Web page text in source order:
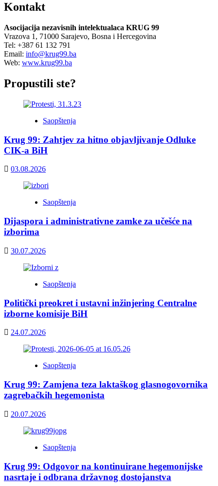
Kontakt
Asocijacija nezavisnih intelektualaca KRUG 99
Vrazova 1, 71000 Sarajevo, Bosna i Hercegovina
Tel: +387 61 132 791
Email: info@krug99.ba
Web: www.krug99.ba
Propustili ste?
Saopštenja
Krug 99: Zahtjev za hitno objavljivanje Odluke
CIK-a BiH
03.08.2026
Saopštenja
Dijaspora i administrativne zamke za učešće na
izborima
30.07.2026
Saopštenja
Politički preokret i ustavni inžinjering Centralne
izborne komisije BiH
24.07.2026
Saopštenja
Krug 99: Zamjena teza laktaškog glasnogovornika
zagrebačkih hegemonista
20.07.2026
Saopštenja
Krug 99: Odgovor na kontinuirane hegemonijske
nasrtaje i odbrana državnog dostojanstva